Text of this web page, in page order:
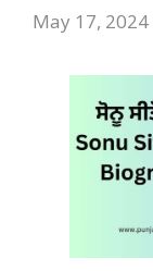
May 17, 2024